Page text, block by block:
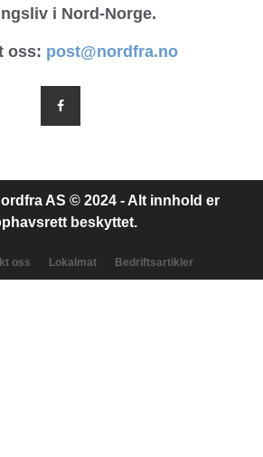
i Nord-Norge.
oss: post@nordfra.no
AS © 2024 - Alt innhold er
beskyttet.
oss Lokalmat Bedriftsartikler